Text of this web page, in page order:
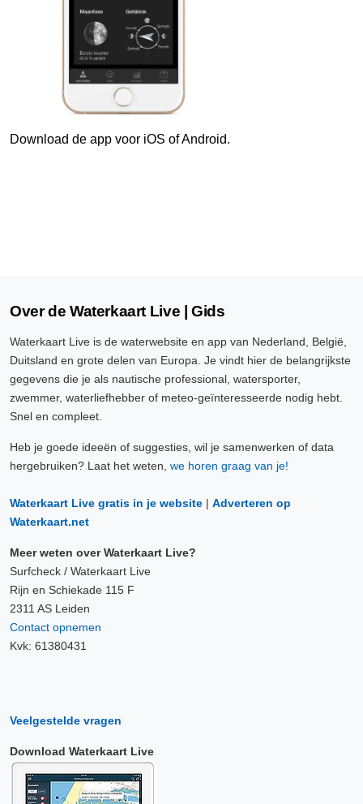
9 Aug, 14:00 uur
Verschil t.o.v. NAP: 628 cm
9 Aug, 14:10 uur
Verschil t.o.v. NAP: 628 cm
9 Aug, 14:20 uur
Verschil t.o.v. NAP: 628 cm
9 Aug, 15:00 uur
Verschil t.o.v. NAP: 628 cm
9 Aug, 15:10 uur
Verschil t.o.v. NAP: 628 cm
9 Aug, 15:20 uur
Verschil t.o.v. NAP: 628 cm
9 Aug, 15:30 uur
Verschil t.o.v. NAP: 628 cm
9 Aug, 15:40 uur
Verschil t.o.v. NAP: 628 cm
9 Aug, 16:00 uur
Verschil t.o.v. NAP: 628 cm
Download de app voor iOS of Android.
Over de Waterkaart Live | Gids
Waterkaart Live is de waterwebsite en app van Nederland, België,
Duitsland en grote delen van Europa. Je vindt hier de belangrijkste
gegevens die je als nautische professional, watersporter,
zwemmer, waterliefhebber of meteo-geïnteresseerde nodig hebt.
Snel en compleet.
Heb je goede ideeën of suggesties, wil je samenwerken of data
hergebruiken? Laat het weten, we horen graag van je!
Waterkaart Live gratis in je website | Adverteren op
Waterkaart.net
Meer weten over Waterkaart Live?
Surfcheck / Waterkaart Live
Rijn en Schiekade 115 F
2311 AS Leiden
Contact opnemen
Kvk: 61380431
Veelgestelde vragen
Download Waterkaart Live